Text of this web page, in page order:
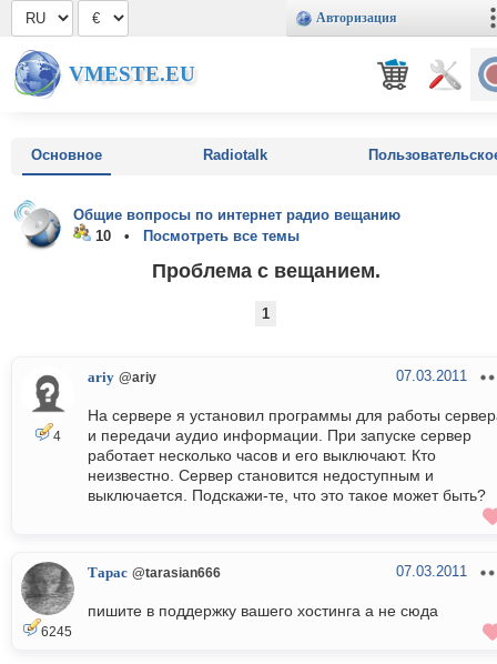
Авторизация
VMESTE.EU
Основное Radiotalk
Общие вопросы по интернет радио вещанию
10 •
Посмотреть все темы
Проблема с вещанием.
1
4
ariy @ariy 07.03.2011
На сервере я установил программы для работы
и передачи аудио информации. При запуске сервер
работает несколько часов и его выключают. Кто
неизвестно. Сервер становится недоступным и
выключается. Подскажи-те, что это такое может быть?
6245
Тарас @tarasian666 07.03.2011
пишите в поддержку вашего хостинга а не сюда